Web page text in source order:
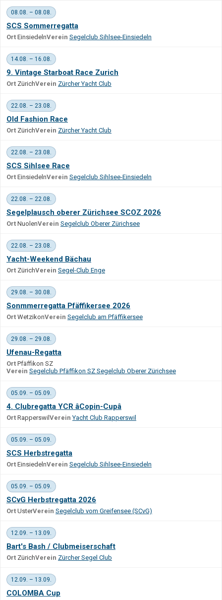
08.08. – 08.08.
SCS Sommerregatta
Ort EinsiedelnVerein Segelclub Sihlsee-Einsiedeln
14.08. – 16.08.
9. Vintage Starboat Race Zurich
Ort ZürichVerein Zürcher Yacht Club
22.08. – 23.08.
Old Fashion Race
Ort ZürichVerein Zürcher Yacht Club
22.08. – 23.08.
SCS Sihlsee Race
Ort EinsiedelnVerein Segelclub Sihlsee-Einsiedeln
22.08. – 22.08.
Segelplausch oberer Zürichsee SCOZ 2026
Ort NuolenVerein Segelclub Oberer Zürichsee
22.08. – 23.08.
Yacht-Weekend Bächau
Ort ZürichVerein Segel-Club Enge
29.08. – 30.08.
Sonmmerregatta Pfäffikersee 2026
Ort WetzikonVerein Segelclub am Pfäffikersee
29.08. – 29.08.
Ufenau-Regatta
Ort Pfäffikon SZ
Verein Segelclub Pfäffikon SZ Segelclub Oberer Zürichsee
05.09. – 05.09.
4. Clubregatta YCR âCopin-Cupâ
Ort Rapperswil Verein Yacht Club Rapperswil
05.09. – 05.09.
SCS Herbstregatta
Ort EinsiedelnVerein Segelclub Sihlsee-Einsiedeln
05.09. – 05.09.
SCvG Herbstregatta 2026
Ort UsterVerein Segelclub vom Greifensee (SCvG)
12.09. – 13.09.
Bart's Bash / Clubmeiserschaft
Ort ZürichVerein Zürcher Segel Club
12.09. – 13.09.
COLOMBA Cup